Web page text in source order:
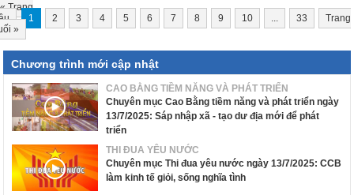
«Trang
1 2 3 4 5 6 7 8 9 10 33
Trang
»
Chương trình mới cập nhật
CAO BẰNG TIỀM NĂNG VÀ PHÁT TRIỂN
Chuyên mục Cao Bằng tiềm năng và phát triển ngày
13/7/2025: Sáp nhập xã - tạo dư địa mới để phát
triển
THI ĐUA YÊU NƯỚC
Chuyên mục Thi đua yêu nước ngày 13/7/2025: CCB
làm kinh tế giỏi, sống nghĩa tình